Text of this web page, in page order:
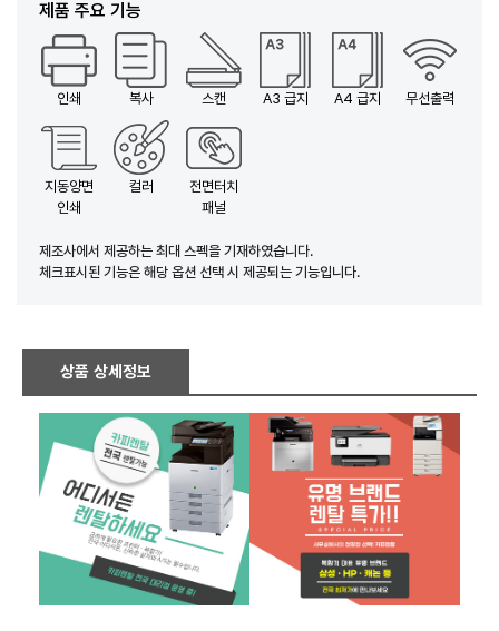
제품 주요 기능
인쇄 복사 스캔 A3 급지 A4 급지 무선출력
지동양면
인쇄
컬러
전면터치
패널
제조사에서 제공하는 최대 스펙을 기재하였습니다.
체크표시된 기능은 해당 옵션 선택 시 제공되는 기능입니다.
상품 상세정보